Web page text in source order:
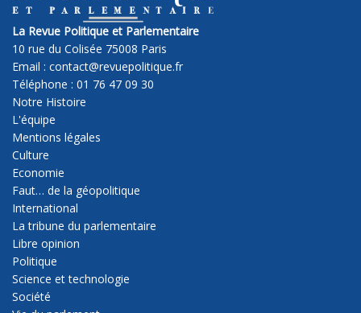
La Revue Politique et Parlementaire
10 rue du Colisée 75008 Paris
Email : contact@revuepolitique.fr
Téléphone : 01 76 47 09 30
Notre Histoire
L'équipe
Mentions légales
Culture
Economie
Faut… de la géopolitique
International
La tribune du parlementaire
Libre opinion
Politique
Science et technologie
Société